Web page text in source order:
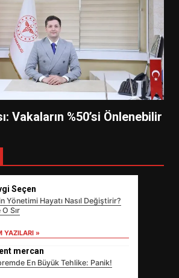
Vakaların %50’si Önlenebilir
Seçen
Yönetimi Hayatı Nasıl Değiştirir?
Sır
YAZILARI »
mercan
En Büyük Tehlike: Panik!